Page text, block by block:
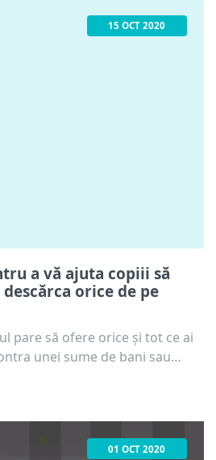
15 OCT 2020
a vă ajuta copiii să
orice de pe
pare să ofere orice și tot ce ai
unei sume de bani sau
orice melodie, film,
chiar și internetul are limitele
01 OCT 2020